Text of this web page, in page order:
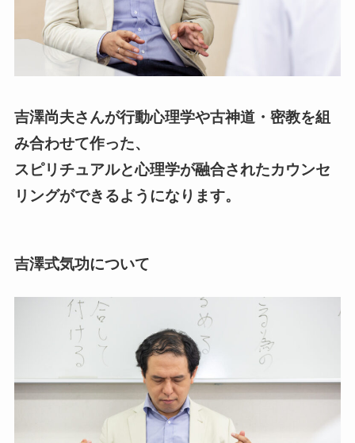
吉澤尚夫さんが行動心理学や古神道・密教を組
み合わせて作った、
スピリチュアルと心理学が融合されたカウンセ
リングができるようになります。
吉澤式気功について